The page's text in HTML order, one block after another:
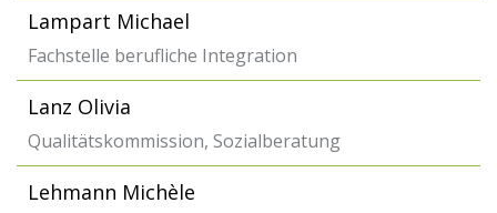
Lampart Michael
Fachstelle berufliche Integration
Lanz Olivia
Qualitätskommission, Sozialberatung
Lehmann Michèle